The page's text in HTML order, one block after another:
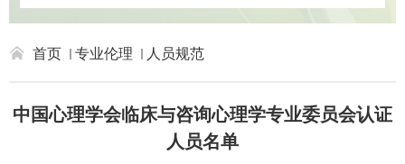
首页 专业伦理 人员规范
中国心理学会临床与咨询心理学专业委员会认证
人员名单